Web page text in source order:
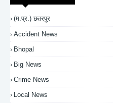
(म.प्र.) छतरपुर
Accident News
Bhopal
Big News
Crime News
Local News